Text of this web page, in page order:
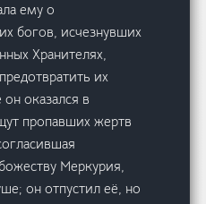
ему о
богов, исчезнувших
Хранителях,
их
оказался в
пропавших жертв
Меркурия,
он отпустил её, но